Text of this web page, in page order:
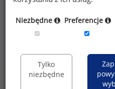
Niezbędne Preferencje
Tylko
niezbędne